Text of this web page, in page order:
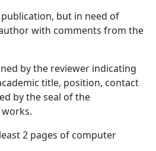
but in need of
with comments from the
by the reviewer indicating
title, position, contact
by the seal of the
2 pages of computer